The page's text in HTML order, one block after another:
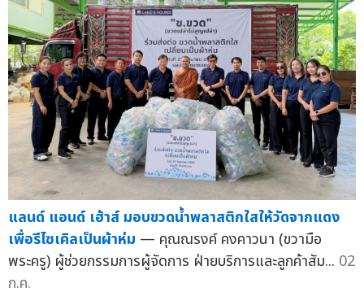
แลนด์ แอนด์ เฮ้าส์ มอบขวดน้ำพลาสติกใสให้วัดจากแดง
เพื่อรีไซเคิลเป็นผ้าห่ม — คุณณรงค์ คงคาวนา (ขวามือ
พระครู) ผู้ช่วยกรรมการผู้จัดการ ฝ่ายบริการและลูกค้าสัม... 02
ก.ค.